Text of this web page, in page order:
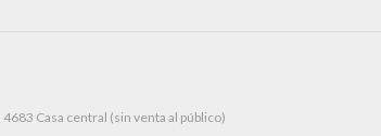
Casa central (sin venta al público)